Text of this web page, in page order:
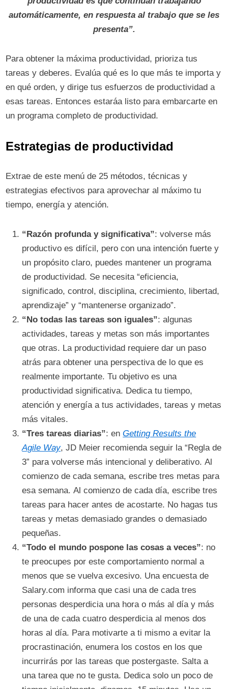
automáticamente, en respuesta al trabajo que se les
presenta”.
Para obtener la máxima productividad, prioriza tus
tareas y deberes. Evalúa qué es lo que más te importa y
en qué orden, y dirige tus esfuerzos de productividad a
esas tareas. Entonces estaráa listo para embarcarte en
un programa completo de productividad.
Estrategias de productividad
Extrae de este menú de 25 métodos, técnicas y
estrategias efectivos para aprovechar al máximo tu
tiempo, energía y atención.
“Razón profunda y significativa”: volverse más
productivo es difícil, pero con una intención fuerte y
un propósito claro, puedes mantener un programa
de productividad. Se necesita “eficiencia,
significado, control, disciplina, crecimiento, libertad,
aprendizaje” y “mantenerse organizado”.
“No todas las tareas son iguales”: algunas
actividades, tareas y metas son más importantes
que otras. La productividad requiere dar un paso
atrás para obtener una perspectiva de lo que es
realmente importante. Tu objetivo es una
productividad significativa. Dedica tu tiempo,
atención y energía a tus actividades, tareas y metas
más vitales.
“Tres tareas diarias”: enGetting Results the
Agile Way, JD Meier recomienda seguir la “Regla de
3” para volverse más intencional y deliberativo. Al
comienzo de cada semana, escribe tres metas para
esa semana. Al comienzo de cada día, escribe tres
tareas para hacer antes de acostarte. No hagas tus
tareas y metas demasiado grandes o demasiado
pequeñas.
“Todo el mundo pospone las cosas a veces”: no
te preocupes por este comportamiento normal a
menos que se vuelva excesivo. Una encuesta de
Salary.com informa que casi una de cada tres
personas desperdicia una hora o más al día y más
de una de cada cuatro desperdicia al menos dos
horas al día. Para motivarte a ti mismo a evitar la
procrastinación, enumera los costos en los que
incurrirás por las tareas que postergaste. Salta a
una tarea que no te gusta. Dedica solo un poco de